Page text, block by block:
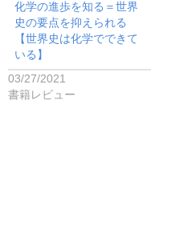
化学の進歩を知る＝世界
史の要点を抑えられる
【世界史は化学でできて
いる】
03/27/2021
書籍レビュー